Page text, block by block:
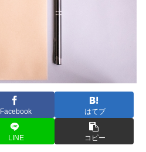
Facebook はてブ
LINE コピー